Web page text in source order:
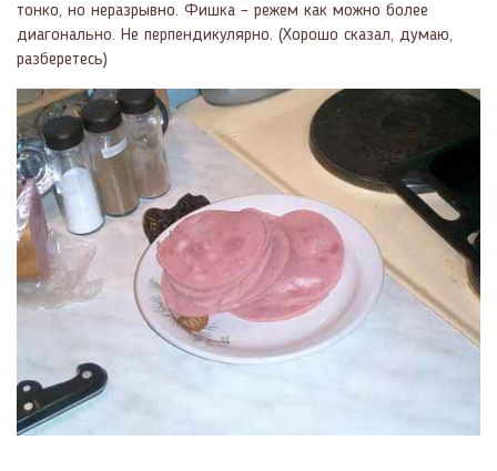
тонко, но неразрывно. Фишка – режем как можно более
диагонально. Не перпендикулярно. (Хорошо сказал, думаю,
разберетесь)